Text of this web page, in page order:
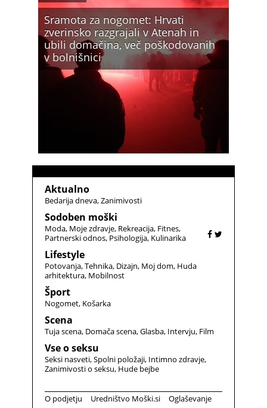
Sramota za nogomet: Hrvati
zverinsko razgrajali v Atenah in
ubili domačina, več poškodovanih
v bolnišnici
Aktualno
Bedarija dneva Zanimivosti
Sodoben moški
Moda Moje zdravje Rekreacija Fitnes
Partnerski odnos Psihologija Kulinarika
Lifestyle
Potovanja Tehnika Dizajn Moj dom Huda
arhitektura Mobilnost
Šport
Nogomet Košarka
Scena
Tuja scena Domača scena Glasba Intervju Film
Vse o seksu
Seksi nasveti Spolni položaji Intimno zdravje
Zanimivosti o seksu Hude bejbe
O podjetju Uredništvo Moški.si Oglaševanje